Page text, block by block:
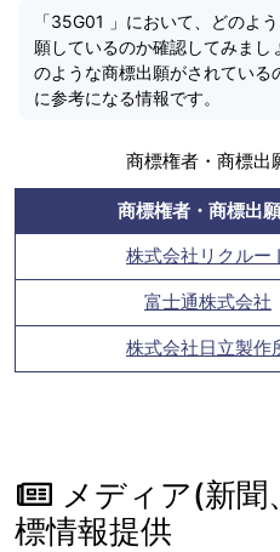
「35G01 」において、どのよ
願しているのか確認してみま
のような商標出願がされてい
に参考になる情報です。
商標権者・商標出
商標権者・商標出
株式会社リクルー
富士通株式会社
株式会社日立製作
メディア(新
標情報提供